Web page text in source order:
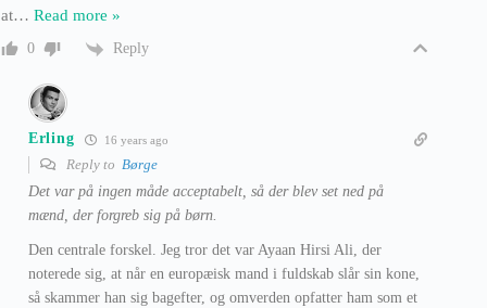
at… Read more »
0 Reply
Erling 16 years ago
Reply to Børge
Det var på ingen måde acceptabelt, så der blev set ned på
mænd, der forgreb sig på børn.
Den centrale forskel. Jeg tror det var Ayaan Hirsi Ali, der
noterede sig, at når en europæisk mand i fuldskab slår sin kone,
så skammer han sig bagefter, og omverden opfatter ham som et